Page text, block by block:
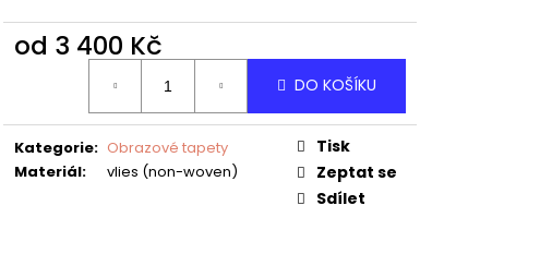
od 3 400 Kč
DO KOŠÍKU
Kategorie: Obrazové tapety
Materiál: vlies (non-woven)
Tisk
Zeptat se
Sdílet